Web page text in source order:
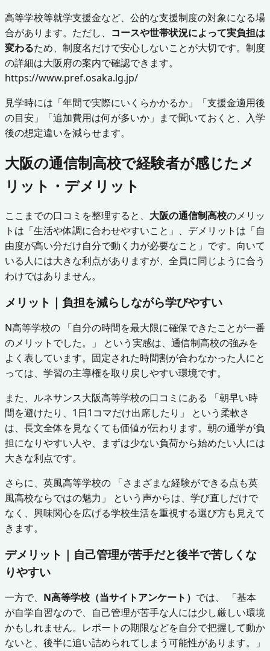
高等学校等就学支援金など、公的な支援制度の対象になる場
合があります。ただし、 コースや世帯状況によって実負担は
変わるため、制度名だけで安心しないことが大切です。制度
の詳細は大阪府の案内で確認できます。
https://www.pref.osaka.lg.jp/
見学時には「年間で実際にいくらかかるか」「支援金適用後
の目安」「追加費用は何が多いか」まで聞いておくと、入学
後の想定違いを減らせます。
大阪の通信制高校で経験者が感じたメ
リット・デメリット
ここまでの口コミを整理すると、 大阪の通信制高校のメリッ
トは「生活や体調に合わせやすいこと」、デメリットは「自
由度が高い分だけ自分で動く力が必要なこと」です。向いて
いる人には大きな利点がありますが、全員に同じように合う
わけではありません。
メリット｜負担を減らしながら学びやすい
N高等学校の 「自分の時間を最大限に確保できたことが一番
のメリットでした。」 という実感は、通信制高校の強みを
よく表しています。固定された時間割が合わなかった人にと
っては、学習の主導権を取り戻しやすい環境です。
また、ルネサンス大阪高等学校の口コミにある 「朝早い時
間を避けたり、1日1コマだけ出席したり」 という柔軟さ
は、長文全体を見なくても価値が伝わります。朝の通学が負
担になりやすい人や、まずは少ない負荷から始めたい人には
大きな利点です。
さらに、英風高等学校の 「さまざまな経験ができる点も英
風高校ならではの魅力」 という声からは、学び直しだけで
なく、興味関心を広げる学校生活を重視する選び方も見えて
きます。
デメリット｜自己管理が苦手だと後半で苦しくな
りやすい
一方で、 N高等学校（当サイトアンケート） では、 「基本
が自学自習なので、自己管理が苦手な人には少し厳しい環境
かもしれません。レポートの期限などを自分で把握して動か
ないと、後半に追い詰められてしまう可能性があります。」